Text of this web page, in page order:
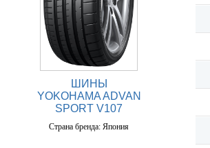
ШИНЫ
YOKOHAMA ADVAN
SPORT V107
Страна бренда: Япония